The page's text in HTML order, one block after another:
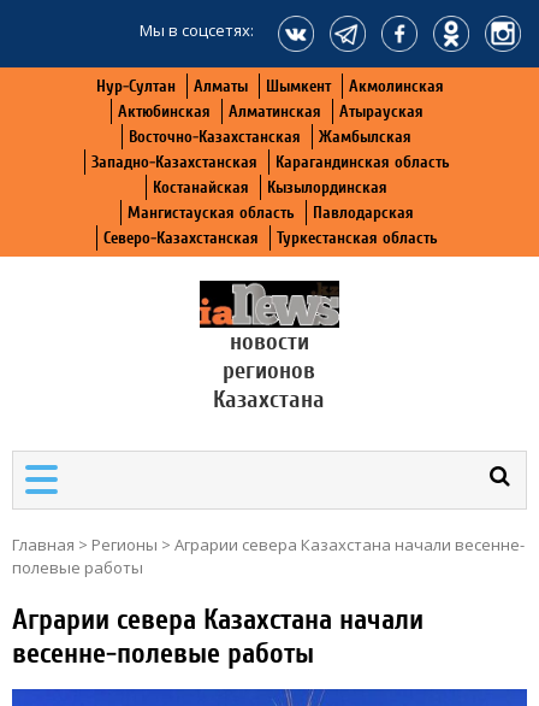
Мы в соцсетях:
Нур-Султан Алматы Шымкент
Акмолинская
Актюбинская
Алматинская
Атырауская
Восточно-Казахстанская
Жамбылская
Западно-Казахстанская
Карагандинская область
Костанайская
Кызылординская
Мангистауская область
Павлодарская
Северо-Казахстанская
Туркестанская область
новости
регионов
Казахстана
Главная > Регионы > Аграрии севера Казахстана начали весенне-
полевые работы
Аграрии севера Казахстана начали
весенне-полевые работы